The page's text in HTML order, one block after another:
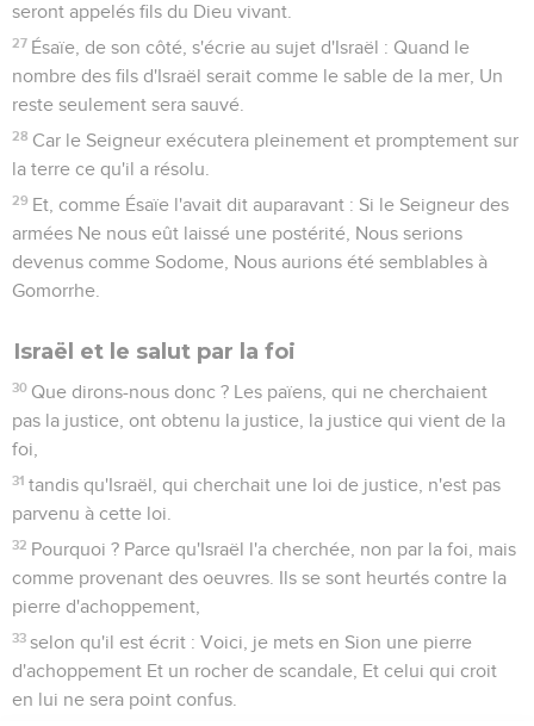
seront appelés fils du Dieu vivant.
27 Ésaïe, de son côté, s'écrie au sujet d'Israël : Quand le
nombre des fils d'Israël serait comme le sable de la mer, Un
reste seulement sera sauvé.
28 Car le Seigneur exécutera pleinement et promptement sur
la terre ce qu'il a résolu.
29 Et, comme Ésaïe l'avait dit auparavant : Si le Seigneur des
armées Ne nous eût laissé une postérité, Nous serions
devenus comme Sodome, Nous aurions été semblables à
Gomorrhe.
Israël et le salut par la foi
30 Que dirons-nous donc ? Les païens, qui ne cherchaient
pas la justice, ont obtenu la justice, la justice qui vient de la
foi,
31 tandis qu'Israël, qui cherchait une loi de justice, n'est pas
parvenu à cette loi.
32 Pourquoi ? Parce qu'Israël l'a cherchée, non par la foi, mais
comme provenant des oeuvres. Ils se sont heurtés contre la
pierre d'achoppement,
33 selon qu'il est écrit : Voici, je mets en Sion une pierre
d'achoppement Et un rocher de scandale, Et celui qui croit
en lui ne sera point confus.